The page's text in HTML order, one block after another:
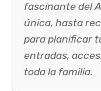
fascinante del
única, hasta
para planificar
entradas,
toda la familia.